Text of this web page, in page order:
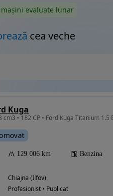
mașini evaluate lunar
cea veche
Kuga
129 006 km Benzina
Chiajna (Ilfov)
Profesionist • Publicat